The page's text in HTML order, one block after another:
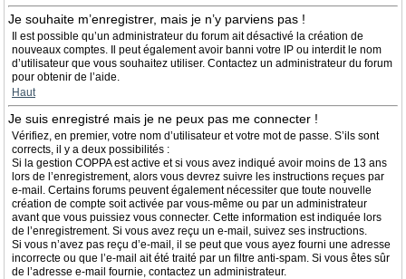
Je souhaite m’enregistrer, mais je n’y parviens pas !
Il est possible qu’un administrateur du forum ait désactivé la création de
nouveaux comptes. Il peut également avoir banni votre IP ou interdit le nom
d’utilisateur que vous souhaitez utiliser. Contactez un administrateur du forum
pour obtenir de l’aide.
Haut
Je suis enregistré mais je ne peux pas me connecter !
Vérifiez, en premier, votre nom d’utilisateur et votre mot de passe. S’ils sont
corrects, il y a deux possibilités :
Si la gestion COPPA est active et si vous avez indiqué avoir moins de 13 ans
lors de l’enregistrement, alors vous devrez suivre les instructions reçues par
e-mail. Certains forums peuvent également nécessiter que toute nouvelle
création de compte soit activée par vous-même ou par un administrateur
avant que vous puissiez vous connecter. Cette information est indiquée lors
de l’enregistrement. Si vous avez reçu un e-mail, suivez ses instructions.
Si vous n’avez pas reçu d’e-mail, il se peut que vous ayez fourni une adresse
incorrecte ou que l’e-mail ait été traité par un filtre anti-spam. Si vous êtes sûr
de l’adresse e-mail fournie, contactez un administrateur.